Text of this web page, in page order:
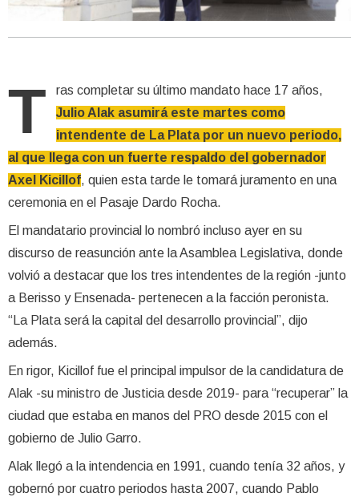
T
ras completar su último mandato hace 17 años,
Julio Alak asumirá este martes como
intendente de La Plata por un nuevo periodo,
al que llega con un fuerte respaldo del gobernador
Axel Kicillof, quien esta tarde le tomará juramento en una
ceremonia en el Pasaje Dardo Rocha.
El mandatario provincial lo nombró incluso ayer en su
discurso de reasunción ante la Asamblea Legislativa, donde
volvió a destacar que los tres intendentes de la región -junto
a Berisso y Ensenada- pertenecen a la facción peronista.
“La Plata será la capital del desarrollo provincial”, dijo
además.
En rigor, Kicillof fue el principal impulsor de la candidatura de
Alak -su ministro de Justicia desde 2019- para “recuperar” la
ciudad que estaba en manos del PRO desde 2015 con el
gobierno de Julio Garro.
Alak llegó a la intendencia en 1991, cuando tenía 32 años, y
gobernó por cuatro periodos hasta 2007, cuando Pablo